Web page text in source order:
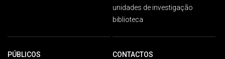
unidades de investigação
biblioteca
PÚBLICOS CONTACTOS